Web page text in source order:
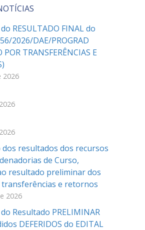
RESULTADO FINAL do
2026/DAE/PROGRAD
POR TRANSFERÊNCIAS E
2026
dos resultados dos recursos
de Curso,
resultado preliminar dos
transferências e retornos
2026
Resultado PRELIMINAR
DEFERIDOS do EDITAL